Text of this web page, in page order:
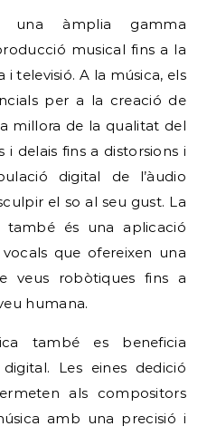
una àmplia gamma
musical fins a la
televisió. A la música, els
per a la creació de
millora de la qualitat del
i delais fins a distorsions i
digital de l’àudio
el so al seu gust. La
també és una aplicació
que ofereixen una
veus robòtiques fins a
humana.
també es beneficia
Les eines dedició
als compositors
amb una precisió i